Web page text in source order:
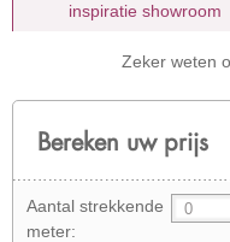
inspiratie showroom
Zeker weten
Bereken uw prijs
Aantal strekkende
meter: